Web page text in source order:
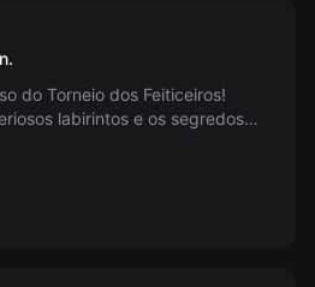
The
do Torneio dos Feiticeiros!
labirintos e os segredos